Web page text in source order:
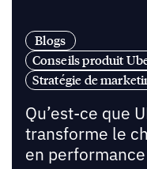
Blogs
Conseils produit
Stratégie de
Qu’est-ce que
transforme le
en